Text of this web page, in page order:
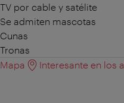
TV por cable y satélite
Se admiten mascotas
Cunas
Tronas
Mapa
Interesante en los